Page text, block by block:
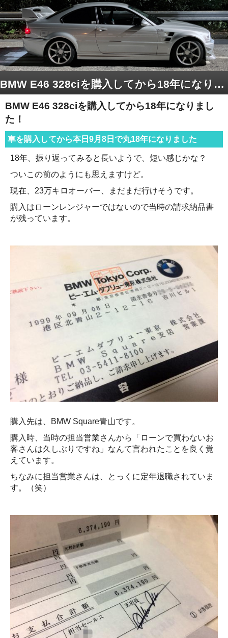
BMW E46 328ciを購入してから18年になりました！
BMW E46 328ciを購入してから18年になりまし
た！
車を購入してから本日9月8日で丸18年になりました
18年、振り返ってみると長いようで、短い感じかな？
ついこの前のようにも思えますけど。
現在、23万キロオーバー、まだまだ行けそうです。
購入はローンレンジャーではないので当時の請求納品書
が残っています。
購入先は、BMW Square青山です。
購入時、当時の担当営業さんから「ローンで買わないお
客さんは久しぶりですね」なんて言われたことを良く覚
えています。
ちなみに担当営業さんは、とっくに定年退職されていま
す。（笑）